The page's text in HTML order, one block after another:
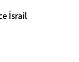
İsrail